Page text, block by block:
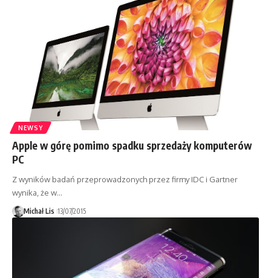
NEWSY
Apple w górę pomimo spadku sprzedaży komputerów
PC
Z wyników badań przeprowadzonych przez firmy IDC i Gartner
wynika, że w…
Michał Lis 13/07/2015